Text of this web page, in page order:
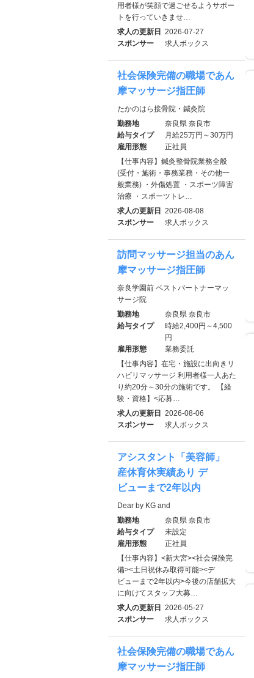
用者様が笑顔で過ごせるようサポー
トを行っていきませ…
求人の更新日 2026-07-27
スポンサー
求人ボックス
社会保険完備の職場であん
摩マッサージ指圧師
たかのはら接骨院・鍼灸院
勤務地
奈良県 奈良市
給与タイプ
月給25万円～30万円
雇用形態
正社員
【仕事内容】鍼灸整骨院業務全般
(受付・施術・事務業務・その他一
般業務) ・外傷処置 ・スポーツ障害
治療 ・スポーツトレ…
求人の更新日 2026-08-08
スポンサー
求人ボックス
訪問マッサージ担当のあん
摩マッサージ指圧師
奈良学園前 ベストパートナーマッ
サージ院
勤務地
奈良県 奈良市
給与タイプ
時給2,400円～4,500
円
雇用形態
業務委託
【仕事内容】在宅・施設に出向きリ
ハビリマッサージ 利用者様一人あた
り約20分～30分の施術です。 【経
験・資格】<応募…
求人の更新日 2026-08-06
スポンサー
求人ボックス
アシスタント「美容師」
産休育休実績あり デ
ビューまで2年以内
Dear by KG and
勤務地
奈良県 奈良市
給与タイプ
未設定
雇用形態
正社員
【仕事内容】<新大宮><社会保険完
備><土日祝休み取得可能><デ
ビューまで2年以内>今後の店舗拡大
に向けてスタッフ大募…
求人の更新日 2026-05-27
スポンサー
求人ボックス
社会保険完備の職場であん
摩マッサージ指圧師